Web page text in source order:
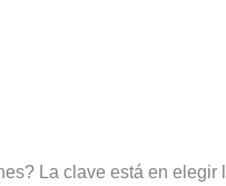
La clave está en elegir